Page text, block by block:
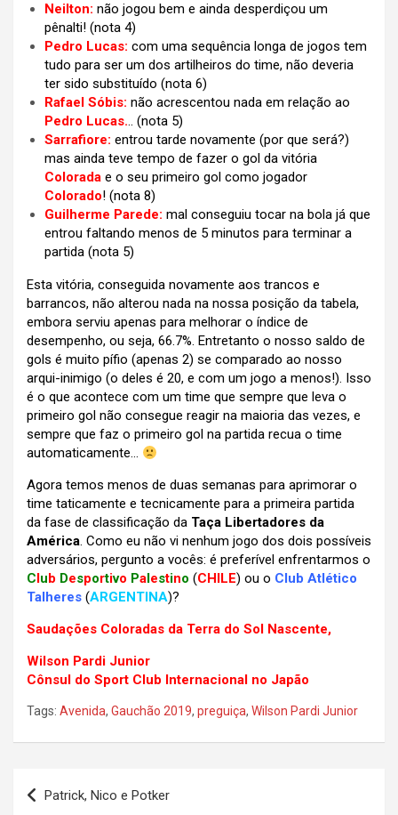
Neilton: não jogou bem e ainda desperdiçou um
pênalti! (nota 4)
Pedro Lucas: com uma sequência longa de jogos tem
tudo para ser um dos artilheiros do time, não deveria
ter sido substituído (nota 6)
Rafael Sóbis: não acrescentou nada em relação ao
Pedro Lucas... (nota 5)
Sarrafiore: entrou tarde novamente (por que será?)
mas ainda teve tempo de fazer o gol da vitória
Colorada e o seu primeiro gol como jogador
Colorado! (nota 8)
Guilherme Parede: mal conseguiu tocar na bola já que
entrou faltando menos de 5 minutos para terminar a
partida (nota 5)
Esta vitória, conseguida novamente aos trancos e
barrancos, não alterou nada na nossa posição da tabela,
embora serviu apenas para melhorar o índice de
desempenho, ou seja, 66.7%. Entretanto o nosso saldo de
gols é muito pífio (apenas 2) se comparado ao nosso
arqui-inimigo (o deles é 20, e com um jogo a menos!). Isso
é o que acontece com um time que sempre que leva o
primeiro gol não consegue reagir na maioria das vezes, e
sempre que faz o primeiro gol na partida recua o time
automaticamente…
Agora temos menos de duas semanas para aprimorar o
time taticamente e tecnicamente para a primeira partida
da fase de classificação da Taça Libertadores da
América. Como eu não vi nenhum jogo dos dois possíveis
adversários, pergunto a vocês: é preferível enfrentarmos o
Club Desportivo Palestino (CHILE) ou o Club Atlético
Talheres (ARGENTINA)?
Saudações Coloradas da Terra do Sol Nascente,
Wilson Pardi Junior
Cônsul do Sport Club Internacional no Japão
Tags: Avenida, Gauchão 2019, preguiça, Wilson Pardi Junior
Navegação
Patrick, Nico e Potker